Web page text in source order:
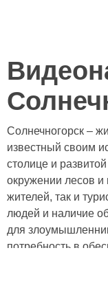
Солнечногорск –
известный своим
столице и
окружении лесов и
жителей, так и
людей и наличие
для
потребность в